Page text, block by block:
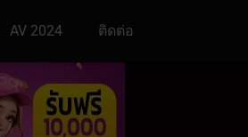
AV 2024 ติดต่อ